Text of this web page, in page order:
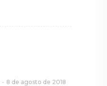
8 de agosto de 2018